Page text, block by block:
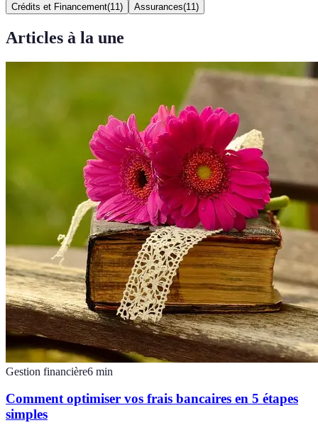
Crédits et Financement(11 ) Assurances(11 )
Articles à la une
Gestion financière6 min
Comment optimiser vos frais bancaires en 5 étapes
simples